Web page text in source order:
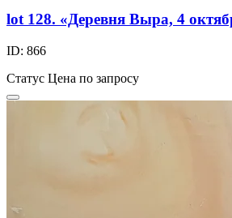
lot 128. «Деревня Выра, 4
ID: 866
Статус Цена по запросу